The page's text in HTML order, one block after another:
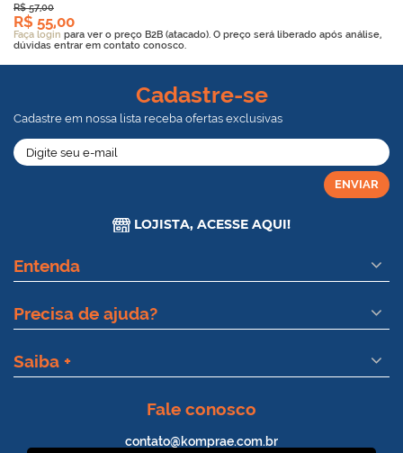
R$ 57,00
R$ 55,00
Faça login para ver o preço B2B (atacado). O preço será liberado após análise,
dúvidas entrar em contato conosco.
Cadastre-se
Cadastre em nossa lista receba ofertas exclusivas
ENVIAR
LOJISTA, ACESSE AQUI!
Entenda
Precisa de ajuda?
Saiba +
Fale conosco
contato@komprae.com.br